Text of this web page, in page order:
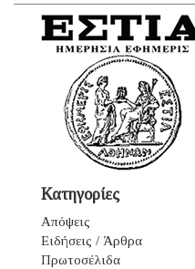
Κατηγορίες
Απόψεις
Ειδήσεις / Άρθρα
Πρωτοσέλιδα